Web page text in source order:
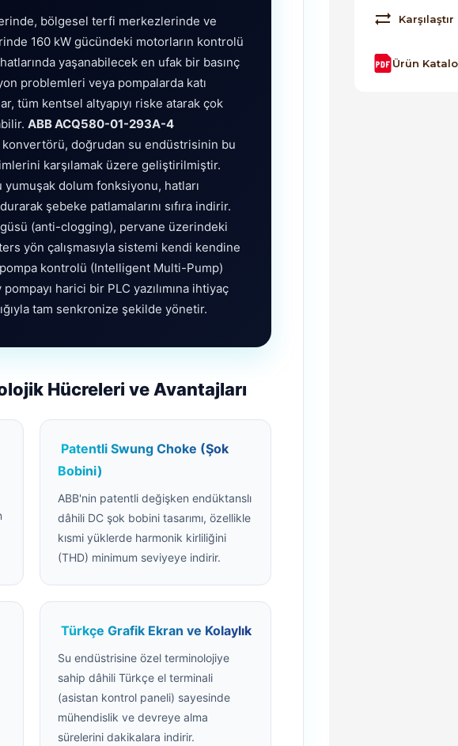
bölgesel terfi merkezlerinde ve
160 kW gücündeki motorların kontrolü
yaşanabilecek en ufak bir basınç
problemleri veya pompalarda katı
tüm kentsel altyapıyı riske atarak çok
ABB ACQ580-01-293A-4
doğrudan su endüstrisinin bu
karşılamak üzere geliştirilmiştir.
yumuşak dolum fonksiyonu, hatları
şebeke patlamalarını sıfıra indirir.
(anti-clogging), pervane üzerindeki
yön çalışmasıyla sistemi kendi kendine
kontrolü (Intelligent Multi-Pump)
harici bir PLC yazılımına ihtiyaç
tam senkronize şekilde yönetir.
Hücreleri ve Avantajları
Patentli Swung Choke (Şok
Bobini)
ABB'nin patentli değişken endüktanslı
dâhili DC şok bobini tasarımı, özellikle
kısmi yüklerde harmonik kirliliğini
(THD) minimum seviyeye indirir.
Türkçe Grafik Ekran ve Kolaylık
Su endüstrisine özel terminolojiye
sahip dâhili Türkçe el terminali
(asistan kontrol paneli) sayesinde
mühendislik ve devreye alma
sürelerini dakikalara indirir.
Karşılaştır
Ürün